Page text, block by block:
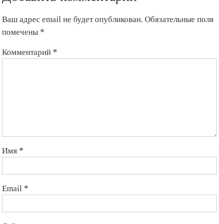
Ваш адрес email не будет опубликован. Обязательные поля
помечены *
Комментарий *
Имя *
Email *